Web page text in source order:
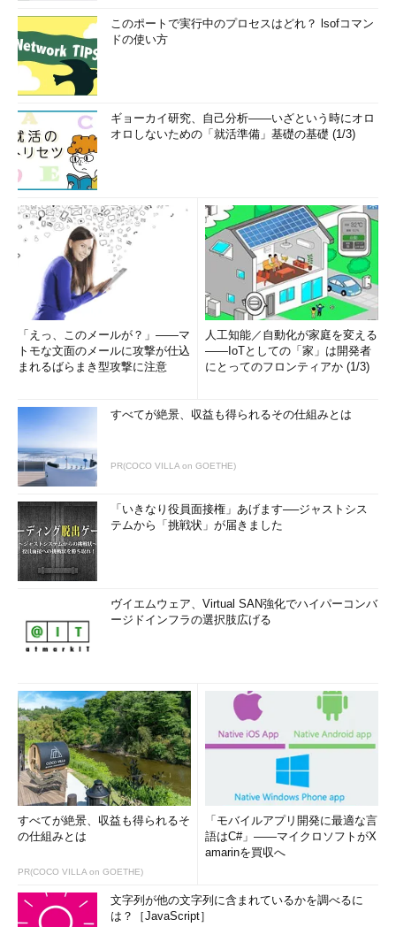
このポートで実行中のプロセスはどれ？ lsofコマン
ドの使い方
ギョーカイ研究、自己分析――いざという時にオロ
オロしないための「就活準備」基礎の基礎 (1/3)
「えっ、このメールが？」――マ
トモな文面のメールに攻撃が仕込
まれるばらまき型攻撃に注意
人工知能／自動化が家庭を変える
――IoTとしての「家」は開発者
にとってのフロンティアか (1/3)
すべてが絶景、収益も得られるその仕組みとは
PR(COCO VILLA on GOETHE)
「いきなり役員面接権」あげます──ジャストシス
テムから「挑戦状」が届きました
ヴイエムウェア、Virtual SAN強化でハイパーコンバ
ージドインフラの選択肢広げる
すべてが絶景、収益も得られるそ
の仕組みとは
PR(COCO VILLA on GOETHE)
「モバイルアプリ開発に最適な言
語はC#」――マイクロソフトがX
amarinを買収へ
文字列が他の文字列に含まれているかを調べるに
は？［JavaScript］